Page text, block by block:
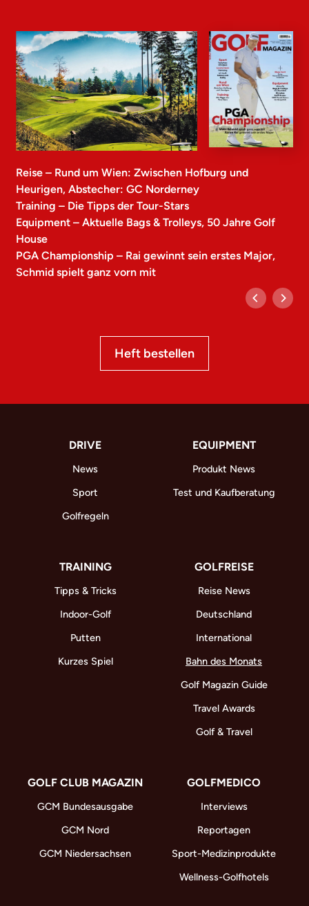
Reise – Rund um Wien: Zwischen Hofburg und
Heurigen, Abstecher: GC Norderney
Training – Die Tipps der Tour-Stars
Equipment – Aktuelle Bags & Trolleys, 50 Jahre Golf
House
PGA Championship – Rai gewinnt sein erstes Major,
Schmid spielt ganz vorn mit
Heft bestellen
DRIVE
News
Sport
Golfregeln
EQUIPMENT
Produkt News
Test und Kaufberatung
TRAINING
Tipps & Tricks
Indoor-Golf
Putten
Kurzes Spiel
GOLFREISE
Reise News
Deutschland
International
Bahn des Monats
Golf Magazin Guide
Travel Awards
Golf & Travel
GOLF CLUB MAGAZIN
GCM Bundesausgabe
GCM Nord
GCM Niedersachsen
GOLFMEDICO
Interviews
Reportagen
Sport-Medizinprodukte
Wellness-Golfhotels